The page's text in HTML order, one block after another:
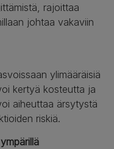
rajoittaa
johtaa vakaviin
ylimääräisiä
kertyä kosteutta ja
aiheuttaa ärsytystä
riskiä.